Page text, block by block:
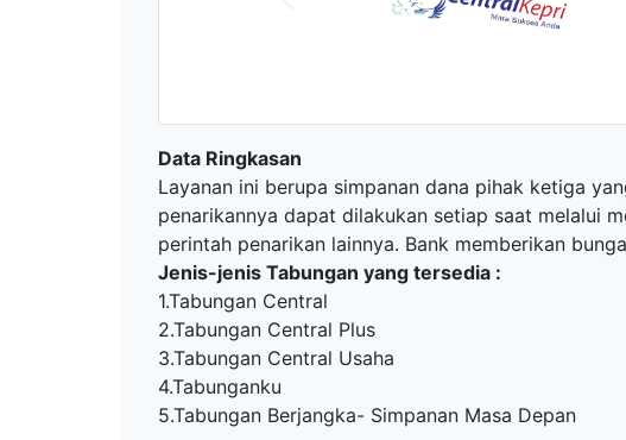
Data Ringkasan
Layanan ini berupa simpanan dana pihak ketiga
penarikannya dapat dilakukan setiap saat melalui
perintah penarikan lainnya. Bank memberikan
Jenis-jenis Tabungan yang tersedia :
1.Tabungan Central
2.Tabungan Central Plus
3.Tabungan Central Usaha
4.Tabunganku
5.Tabungan Berjangka- Simpanan Masa Depan